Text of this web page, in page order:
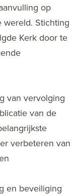
op
wereld. Stichting
Kerk door te
van vervolging
van de
verbeteren van
en beveiliging